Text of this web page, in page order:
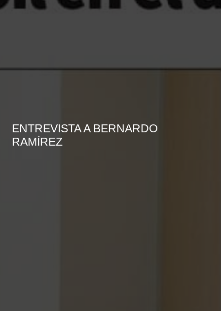
ENTREVISTA A BERNARDO
RAMÍREZ